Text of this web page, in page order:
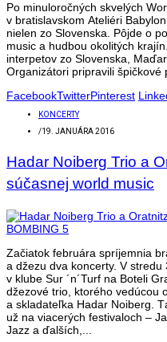
Po minuloročných skvelých
v bratislavskom Ateliéri
nielen zo Slovenska. Pôjde o
music a hudbou okolitých
interpetov zo Slovenska,
Organizátori pripravili špičkové
FacebookTwitterPinterest
KONCERTY
/19. JANUÁRA 2016
Hadar Noiberg Trio a
súčasnej world music
Začiatok februára spríjemnia
a džezu dva koncerty. V
v klube Sur ´n´Turf na Boteli
džezové trio, ktorého vedúcou
a skladateľka Hadar Noiberg.
už na viacerých festivaloch –
Jazz a ďalších,...